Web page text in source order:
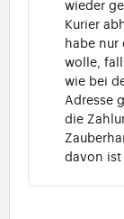
wieder
Kurier
habe nur
wolle,
wie bei
Adresse
die
davon ist